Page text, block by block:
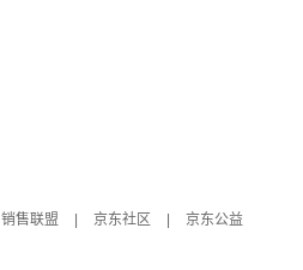
销售联盟 京东社区
京东公益